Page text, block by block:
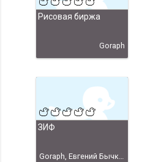
Рисовая биржа
Goraph
ЗИФ
Goraph, Евгений Бычков